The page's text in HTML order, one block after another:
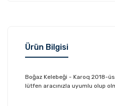
Ürün Bilgisi
Boğaz Kelebeği - Karoq 2018-
lütfen aracınızla uyumlu olup